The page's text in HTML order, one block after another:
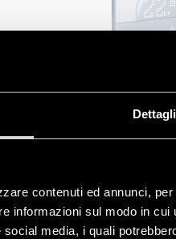
Dettagli
contenuti ed annunci,
informazioni sul modo in
media, i quali
1C.B1